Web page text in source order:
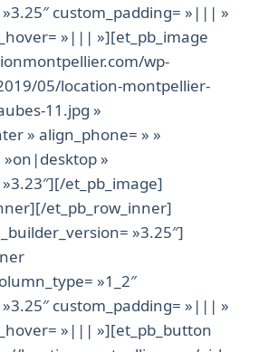
»3.25″ custom_padding= »||| »
»||| »][et_pb_image
wp-
05/location-montpellier-
11.jpg »
» align_phone= » »
»on|desktop »
»3.23″][/et_pb_image]
et_pb_row_inner]
»3.25″]
»1_2″
»3.25″ custom_padding= »||| »
»||| »][et_pb_button